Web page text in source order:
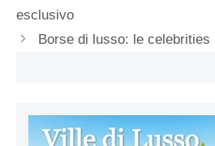
esclusivo
Borse di lusso: le celebrities